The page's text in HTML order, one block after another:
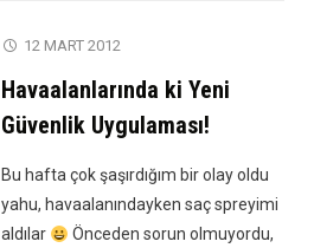
12 MART 2012
Havaalanlarında ki Yeni
Güvenlik Uygulaması!
Bu hafta çok şaşırdığım bir olay oldu
yahu, havaalanındayken saç spreyimi
aldılar
Önceden sorun olmuyordu,